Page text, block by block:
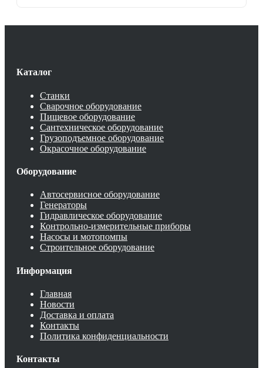
Каталог
Станки
Сварочное оборудование
Пищевое оборудование
Сантехническое оборудование
Грузоподъемное оборудование
Окрасочное оборудование
Оборудование
Автосервисное оборудование
Генераторы
Гидравлическое оборудование
Контрольно-измерительные приборы
Насосы и мотопомпы
Строительное оборудование
Информация
Главная
Новости
Доставка и оплата
Контакты
Политика конфиденциальности
Контакты